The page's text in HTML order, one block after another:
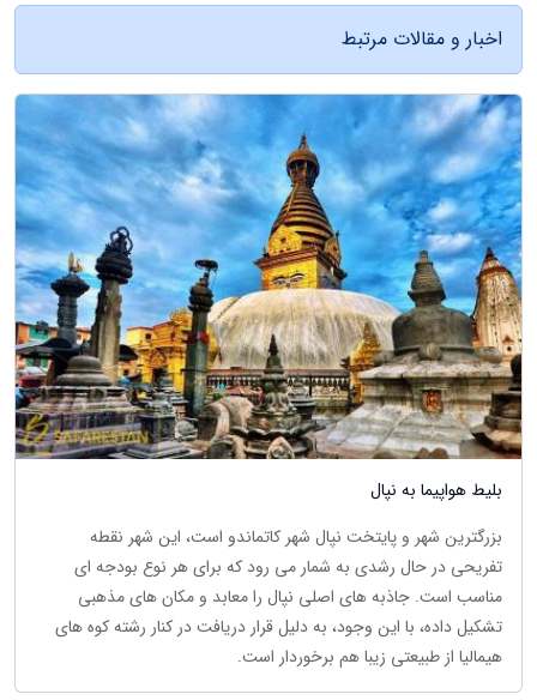
اخبار و مقالات مرتبط
بلیط هواپیما به نپال
بزرگترین شهر و پایتخت نپال شهر کاتماندو است، این شهر نقطه
تفریحی در حال رشدی به شمار می رود که برای هر نوع بودجه ای
مناسب است. جاذبه های اصلی نپال را معابد و مکان های مذهبی
تشکیل داده، با این وجود، به دلیل قرار دریافت در کنار رشته کوه های
هیمالیا از طبیعتی زیبا هم برخوردار است.